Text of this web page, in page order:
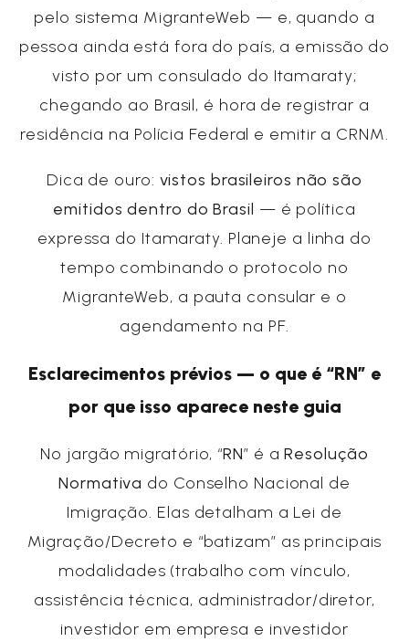
pelo sistema MigranteWeb — e, quando a
pessoa ainda está fora do país, a emissão do
visto por um consulado do Itamaraty;
chegando ao Brasil, é hora de registrar a
residência na Polícia Federal e emitir a CRNM.
Dica de ouro: vistos brasileiros não são
emitidos dentro do Brasil — é política
expressa do Itamaraty. Planeje a linha do
tempo combinando o protocolo no
MigranteWeb, a pauta consular e o
agendamento na PF.
Esclarecimentos prévios — o que é “RN” e
por que isso aparece neste guia
No jargão migratório, “RN” é aResolução
Normativa do Conselho Nacional de
Imigração. Elas detalham a Lei de
Migração/Decreto e “batizam” as principais
modalidades (trabalho com vínculo,
assistência técnica, administrador/diretor,
investidor em empresa e investidor